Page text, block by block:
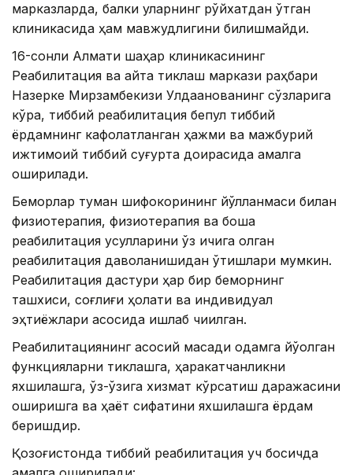
марказларда, балки уларнинг рўйхатдан ўтган
клиникасида ҳам мавжудлигини билишмайди.
16-сонли Алмати шаҳар клиникасининг
Реабилитация ва қайта тиклаш маркази раҳбари
Назерке Мирзамбекқизи Улдақанованинг сўзларига
кўра, тиббий реабилитация бепул тиббий
ёрдамнинг кафолатланган ҳажми ва мажбурий
ижтимоий тиббий суғурта доирасида амалга
оширилади.
Беморлар туман шифокорининг йўлланмаси билан
физиотерапия, физиотерапия ва бошқа
реабилитация усулларини ўз ичига олган
реабилитация даволанишидан ўтишлари мумкин.
Реабилитация дастури ҳар бир беморнинг
ташхиси, соғлиғи ҳолати ва индивидуал
эҳтиёжлари асосида ишлаб чиқилган.
Реабилитациянинг асосий мақсади одамга йўқолган
функцияларни тиклашга, ҳаракатчанликни
яхшилашга, ўз-ўзига хизмат кўрсатиш даражасини
оширишга ва ҳаёт сифатини яхшилашга ёрдам
беришдир.
Қозоғистонда тиббий реабилитация уч босқичда